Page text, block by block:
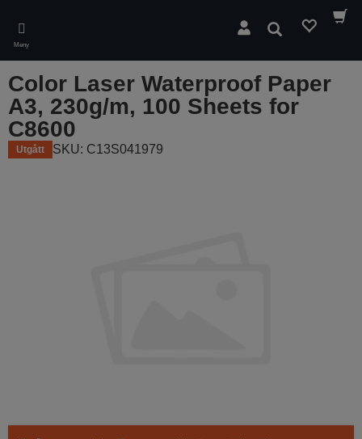
main
content
Meny
Sök
Color Laser Waterproof Paper
A3, 230g/m, 100 Sheets for
C8600
Utgått SKU: C13S041979